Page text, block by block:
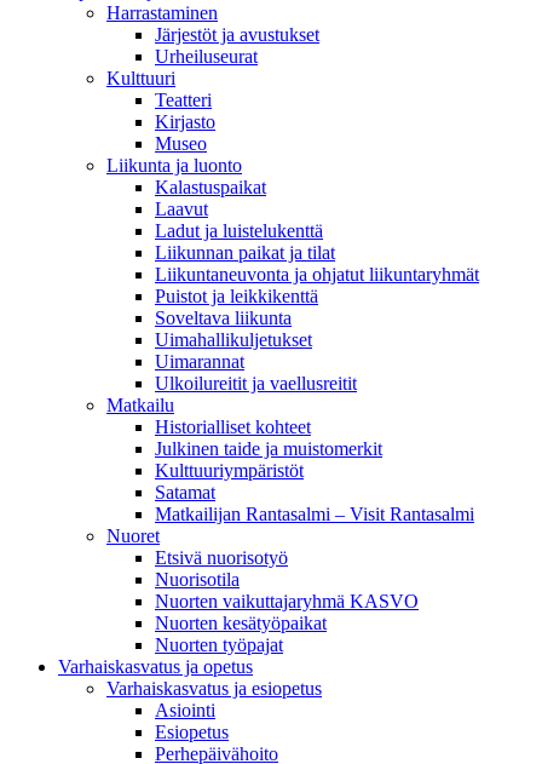
Harrastaminen
Järjestöt ja avustukset
Urheiluseurat
Kulttuuri
Teatteri
Kirjasto
Museo
Liikunta ja luonto
Kalastuspaikat
Laavut
Ladut ja luistelukenttä
Liikunnan paikat ja tilat
Liikuntaneuvonta ja ohjatut liikuntaryhmät
Puistot ja leikkikenttä
Soveltava liikunta
Uimahallikuljetukset
Uimarannat
Ulkoilureitit ja vaellusreitit
Matkailu
Historialliset kohteet
Julkinen taide ja muistomerkit
Kulttuuriympäristöt
Satamat
Matkailijan Rantasalmi – Visit Rantasalmi
Nuoret
Etsivä nuorisotyö
Nuorisotila
Nuorten vaikuttajaryhmä KASVO
Nuorten kesätyöpaikat
Nuorten työpajat
Varhaiskasvatus ja opetus
Varhaiskasvatus ja esiopetus
Asiointi
Esiopetus
Perhepäivähoito